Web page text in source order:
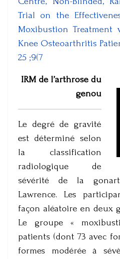
Trial on the
Moxibustion Treatment
Knee Osteoarthritis
25 ;9(7
IRM de l’arthrose du
genou
Le degré de gravité
est déterminé selon
la classification
radiologique de
sévérité de la
Lawrence. Les
façon aléatoire en deux
Le groupe «
patients (dont 73 avec
formes modérée à